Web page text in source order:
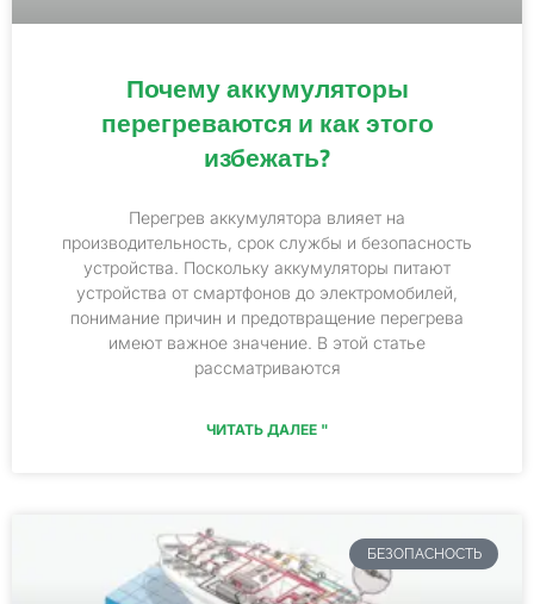
Почему аккумуляторы
перегреваются и как этого
избежать?
Перегрев аккумулятора влияет на
производительность, срок службы и безопасность
устройства. Поскольку аккумуляторы питают
устройства от смартфонов до электромобилей,
понимание причин и предотвращение перегрева
имеют важное значение. В этой статье
рассматриваются
ЧИТАТЬ ДАЛЕЕ "
БЕЗОПАСНОСТЬ